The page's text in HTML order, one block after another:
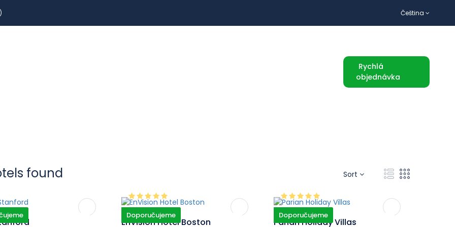
Čeština
Rychlá
objednávka
Sort
found
Doporučujeme
EnVision Hotel Boston
Doporučujeme
Parian Holiday Villas